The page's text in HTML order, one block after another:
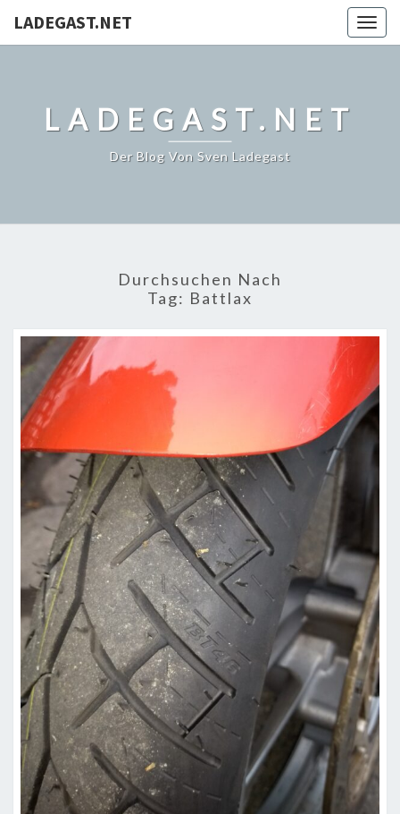
LADEGAST.NET
LADEGAST.NET
Der Blog Von Sven Ladegast
Durchsuchen Nach
Tag: Battlax